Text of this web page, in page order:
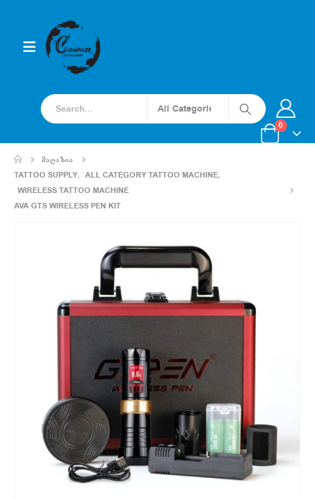
0
ᲛᲐᲦᲐᲖᲘᲐ
TATTOO SUPPLY, ALL CATEGORY TATTOO MACHINE,
WIRELESS TATTOO MACHINE
AVA GTS WIRELESS PEN KIT